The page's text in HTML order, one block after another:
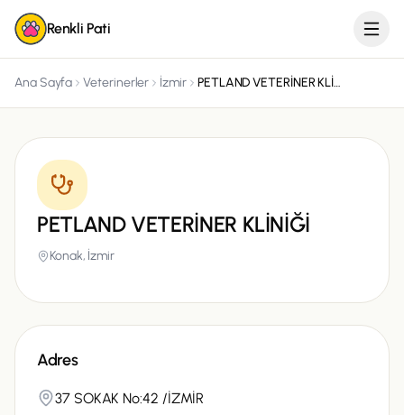
Renkli Pati
Ana Sayfa Veterinerler İzmir PETLAND VETERİNER KLİNİĞİ
PETLAND VETERİNER KLİNİĞİ
Konak, İzmir
Adres
37 SOKAK No:42 /İZMİR